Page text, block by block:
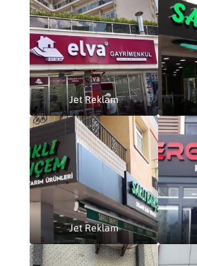
Jet Reklam
Jet Reklam